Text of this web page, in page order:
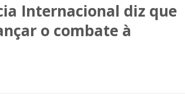
Internacional diz que
o combate à